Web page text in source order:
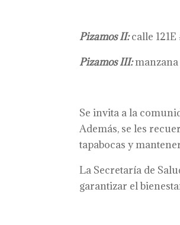
Pizamos II:calle
Pizamos III:manzana
Se invita a la
Además, se les
tapabocas y
La Secretaría de
garantizar el